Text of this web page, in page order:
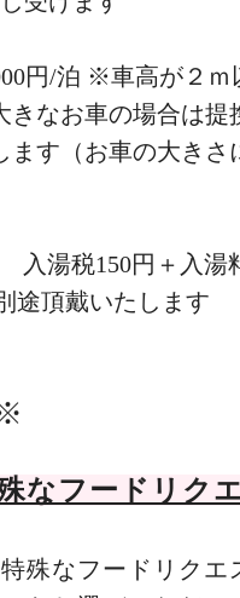
円/泊 ※車高が２ｍ
きなお車の場合は提
ます（お車の大き
入湯税150円＋入湯
途頂戴いたします
なフードリク
殊なフードリクエ